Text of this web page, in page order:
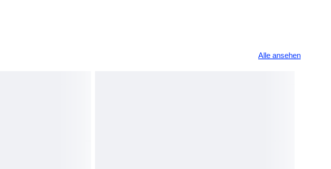
Alle ansehen